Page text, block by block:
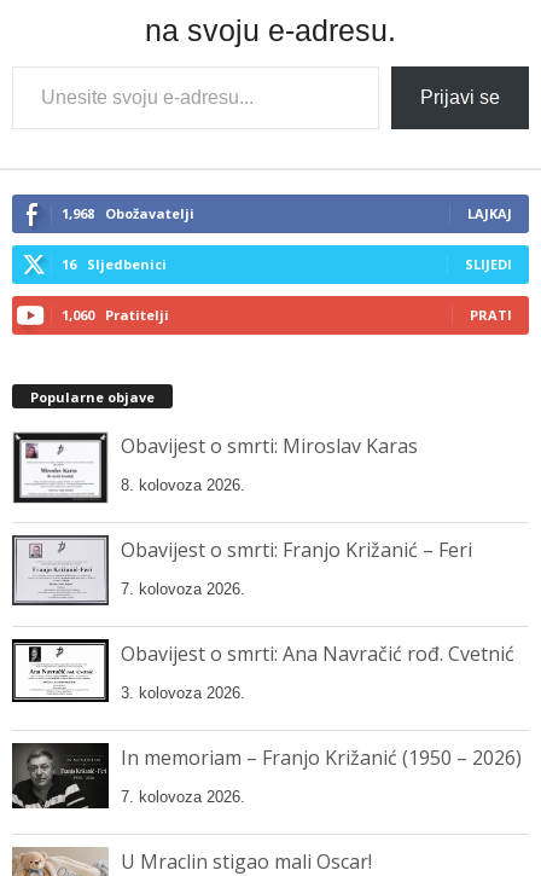
na svoju e-adresu.
Type
your
email…
Prijavi se
1,968 Obožavatelji LAJKAJ
16 Sljedbenici SLIJEDI
1,060 Pratitelji PRATI
Popularne objave
Obavijest o smrti: Miroslav Karas
8. kolovoza 2026.
Obavijest o smrti: Franjo Križanić – Feri
7. kolovoza 2026.
Obavijest o smrti: Ana Navračić rođ. Cvetnić
3. kolovoza 2026.
In memoriam – Franjo Križanić (1950 – 2026)
7. kolovoza 2026.
U Mraclin stigao mali Oscar!